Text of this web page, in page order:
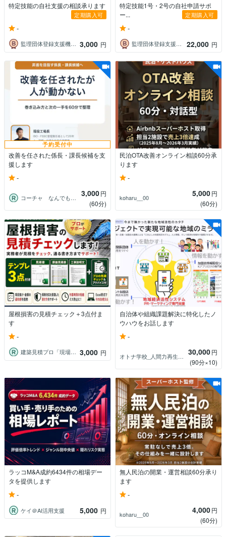
特定技能の自社支援の相談承ります
定期購入可
-
監理団体登録支援機関業務サポート 3,000 円
特定技能1号・2号の自社申請サポ
ー...
定期購入可
-
監理団体登録支援機関業務サポート 22,000 円
予約受付中
改善を任された係長・課長候補を支
援します
-
コーチャ なんでも話せる人生７色工場長 3,000円
(60分)
民泊OTA改善オンライン相談60分承
ります
-
koharu__00 5,000円
(60分)
屋根損害の見積チェック＋3点付ま
す
-
建築見積プロ「現場目線の建築相談」 3,000 円
自治体や組織課題解決に特化したノ
ウハウをお話します
-
オトナ学校_人間力再生プロデューサー 30,000円
(90分×10)
ラッコM&A成約6434件の相場デー
タを提供します
-
ケイ＠AI活用支援 5,000 円
無人民泊の開業・運営相談60分承り
ます
-
koharu__00 4,000円
(60分)